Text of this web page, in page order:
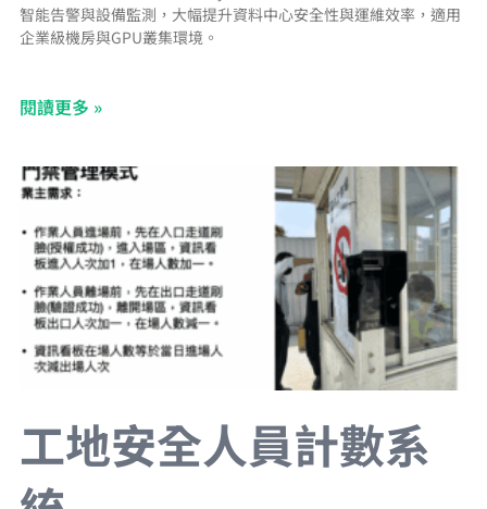
智能告警與設備監測，大幅提升資料中心安全性與運維效率，適用
企業級機房與GPU叢集環境。
閱讀更多 »
工地安全人員計數系